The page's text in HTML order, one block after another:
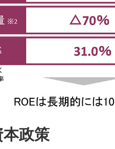
本政策